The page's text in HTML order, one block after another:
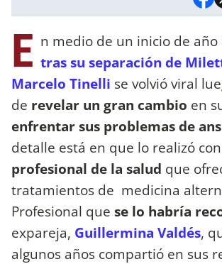
E n medio de un inicio de año
tras su separación de
Marcelo Tinelli se volvió viral
de revelar un gran cambio en
enfrentar sus problemas de
detalle está en que lo realizó
profesional de la salud que
tratamientos de medicina
Profesional que se lo habría
expareja, Guillermina Valdés,
algunos años compartió en sus